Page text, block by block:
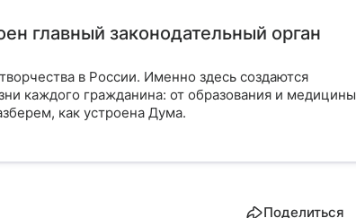
главный законодательный орган
в России. Именно здесь создаются
каждого гражданина: от образования и медицины
как устроена Дума.
Поделиться